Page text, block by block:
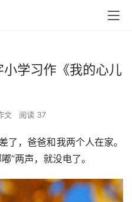
学习作《我的心儿
文 阅读 37
了，爸爸和我两个人在家。
”两声，就没电了。